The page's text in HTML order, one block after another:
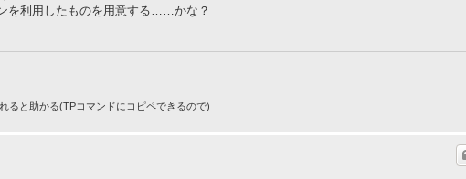
を利用したものを用意する……かな？
ると助かる(TPコマンドにコピペできるので)